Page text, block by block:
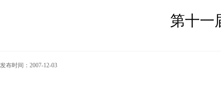
第十一
发布时间：2007-12-03